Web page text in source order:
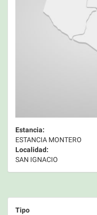
Estancia:
ESTANCIA MONTERO
Localidad:
SAN IGNACIO
Tipo